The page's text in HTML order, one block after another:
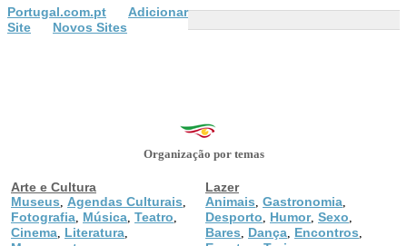
Portugal.com.pt
Adicionar
Site
Novos Sites
Organização por temas
Arte e Cultura
Museus
Agendas Culturais
Fotografia Música Teatro
Cinema Literatura
Lazer
Animais Gastronomia
Desporto Humor, Sexo
Bares Dança Encontros